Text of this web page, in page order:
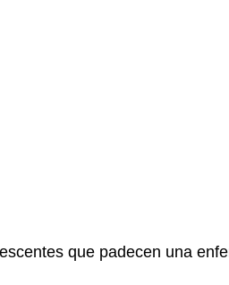
que padecen una